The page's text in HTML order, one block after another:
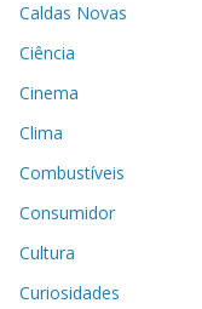
Caldas Novas
Ciência
Cinema
Clima
Combustíveis
Consumidor
Cultura
Curiosidades